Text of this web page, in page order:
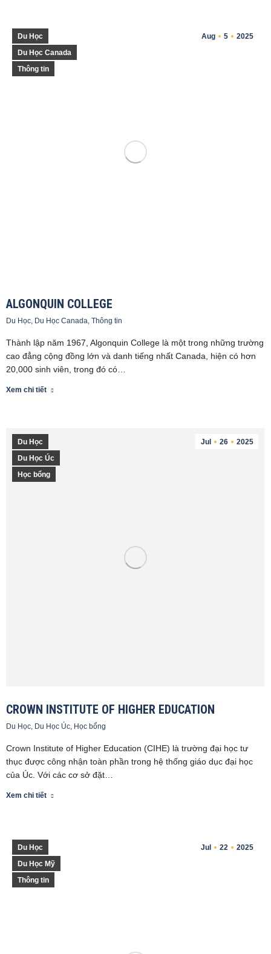
Aug 5 2025
Du Học
Du Học Canada
Thông tin
ALGONQUIN COLLEGE
Du Học, Du Học Canada, Thông tin
Thành lập năm 1967, Algonquin College là một trong những trường
cao đẳng cộng đồng lớn và danh tiếng nhất Canada, hiện có hơn
20,000 sinh viên, trong đó có…
Xem chi tiết
Jul 26 2025
Du Học
Du Học Úc
Học bổng
CROWN INSTITUTE OF HIGHER EDUCATION
Du Học, Du Học Úc, Học bổng
Crown Institute of Higher Education (CIHE) là trường đại học tư
thục được công nhận toàn phần trong hệ thống giáo dục đại học
của Úc. Với các cơ sở đặt…
Xem chi tiết
Jul 22 2025
Du Học
Du Học Mỹ
Thông tin